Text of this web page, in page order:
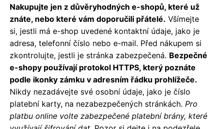
Nakupujte jen z důvěryhodných e-shopů, které už
znáte, nebo které vám doporučili přátelé. Všímejte
si, jestli má e-shop uvedené kontaktní údaje, jako je
adresa, telefonní číslo nebo e-mail. Před nákupem si
zkontrolujte, jestli je stránka zabezpečená. Bezpečné
e-shopy používají protokol HTTPS, který poznáte
podle ikonky zámku v adresním řádku prohlížeče.
Nikdy nezadávejte své osobní údaje, jako je číslo
platební karty, na nezabezpečených stránkách. Pro
platbu online volte zabezpečené platební brány, které